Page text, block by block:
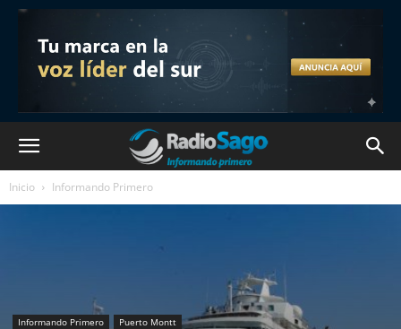
Inicio Informando Primero
Informando Primero Puerto Montt